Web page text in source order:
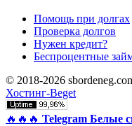
Помощь при долгах
Проверка долгов
Нужен кредит?
Беспроцентные
© 2018-2026
Хостинг-Beget
🔥🔥🔥 Telegram Белые